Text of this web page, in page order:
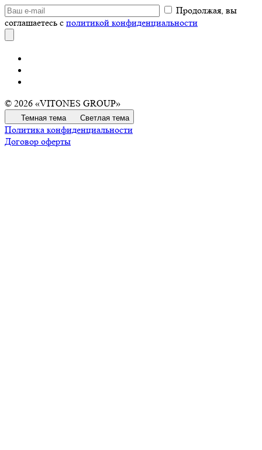
Продолжая, вы
соглашаетесь с политикой конфиденциальности
© 2026 «VITONES GROUP»
Темная тема Светлая тема
Политика конфиденциальности
Договор оферты